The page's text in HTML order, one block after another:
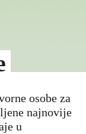
osobe za
najnovije
u